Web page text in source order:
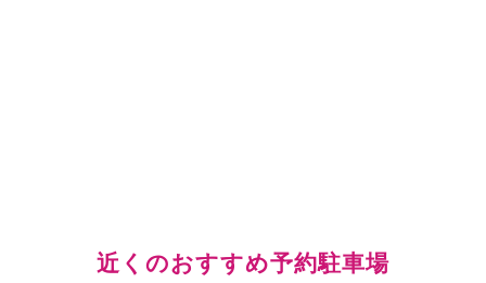
近くのおすすめ予約駐車場